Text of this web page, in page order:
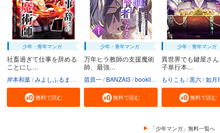
少年・青年マンガ
社畜過ぎて仕事を辞める
ことにし...
岸本和葉 みよしふるまち booklistaSTUDIO
無料で読む
少年・青年マンガ
万年ヒラ教師の支援魔術
師、最強...
苗原一 BANZAI3 booklistaSTUDIO
無料で読む
少年・青年マンガ
異世界でも鍵屋さ
子単行本...
もりこも 黒六 如月
無料で読む
「少年マンガ」無料一覧へ